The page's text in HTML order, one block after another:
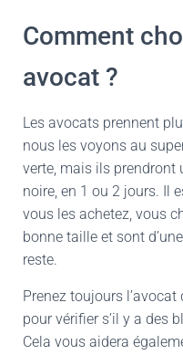
Comment
avocat ?
Les avocats prennent
nous les voyons au
verte, mais ils prendront
noire, en 1 ou 2 jours. Il
vous les achetez, vous
bonne taille et sont
reste.
Prenez toujours
pour vérifier s’il y a des
Cela vous aidera